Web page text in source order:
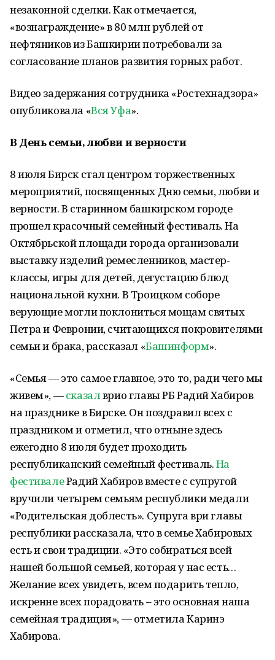
незаконной сделки. Как отмечается,
«вознаграждение» в 80 млн рублей от
нефтяников из Башкирии потребовали за
согласование планов развития горных работ.
Видео задержания сотрудника «Ростехнадзора»
опубликовала «Вся Уфа».
В День семьи, любви и верности
8 июля Бирск стал центром торжественных
мероприятий, посвященных Дню семьи, любви и
верности. В старинном башкирском городе
прошел красочный семейный фестиваль. На
Октябрьской площади города организовали
выставку изделий ремесленников, мастер-
классы, игры для детей, дегустацию блюд
национальной кухни. В Троицком соборе
верующие могли поклониться мощам святых
Петра и Февронии, считающихся покровителями
семьи и брака, рассказал «Башинформ».
«Семья — это самое главное, это то, ради чего мы
живем», —сказалврио главы РБ Радий Хабиров
на празднике в Бирске. Он поздравил всех с
праздником и отметил, что отныне здесь
ежегодно 8 июля будет проходить
республиканский семейный фестиваль.На
фестивалеРадий Хабиров вместе с супругой
вручили четырем семьям республики медали
«Родительская доблесть». Супруга ври главы
республики рассказала, что в семье Хабировых
есть и свои традиции. «Это собираться всей
нашей большой семьей, которая у нас есть…
Желание всех увидеть, всем подарить тепло,
искренне всех порадовать – это основная наша
семейная традиция», — отметила Каринэ
Хабирова.